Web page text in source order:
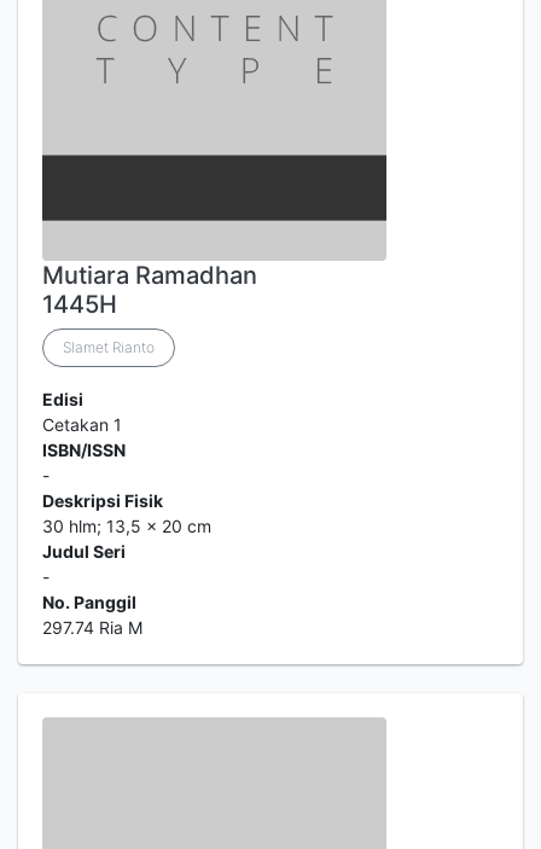
Mutiara Ramadhan
1445H
Slamet Rianto
Edisi
Cetakan 1
ISBN/ISSN
-
Deskripsi Fisik
30 hlm; 13,5 x 20 cm
Judul Seri
-
No. Panggil
297.74 Ria M